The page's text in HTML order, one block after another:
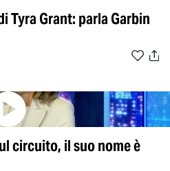
Tyra Grant: parla Garbin
circuito, il suo nome è